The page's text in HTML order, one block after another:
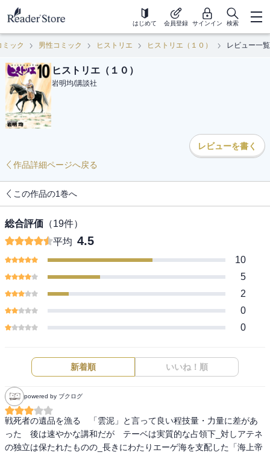
はじめて 会員登録 サインイン 検索
ミック 男性コミック ヒストリエ ヒストリエ（１０） レビュー一覧
ヒストリエ（１０）
岩明均/講談社
レビューを書く
作品詳細ページへ戻る
この作品の1巻へ
総合評価 （19件）
平均 4.5
10
5
2
0
0
新着順 いいね！順
powered by ブクログ
戦死者の遺品を漁る　「雲泥」と言って良い程技量・力量に差があ
った　後は速やかな講和だが　テーベは実質的な占領下_対しアテネ
の独立は保たれたものの_長きにわたりエーゲ海を支配した「海上帝